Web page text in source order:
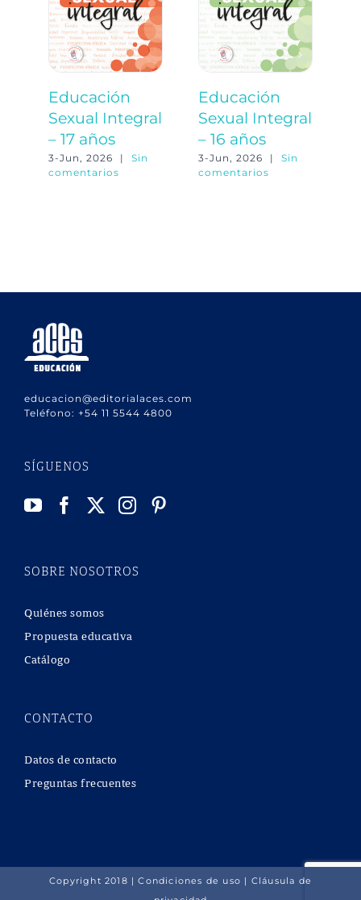
Educación
Sexual Integral
– 17 años
3-Jun, 2026 |
Sin
comentarios
Educación
Sexual Integral
– 16 años
3-Jun, 2026 |
Sin
comentarios
educacion@editorialaces.com
Teléfono: +54 11 5544 4800
SÍGUENOS
SOBRE NOSOTROS
Quiénes somos
Propuesta educativa
Catálogo
CONTACTO
Datos de contacto
Preguntas frecuentes
Copyright 2018 |Condiciones de uso | Cláusula de